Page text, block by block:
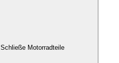
Schließe Motorradteile